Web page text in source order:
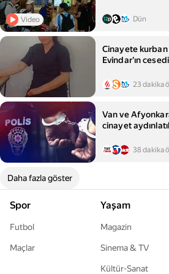
Video Dün
Cinayete
Evindar'ın
23 dakika
Van ve
cinayet
38 dakika
Daha fazla göster
Spor
Futbol
Maçlar
Yaşam
Magazin
Sinema & TV
Kültür-Sanat